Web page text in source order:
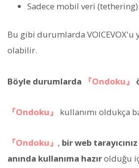
Sadece mobil veri
Bu gibi durumlarda VOICEVOX'u
olabilir.
Böyle durumlarda 『Ondoku』
『Ondoku』 kullanımı oldukça
『Ondoku』 , bir web
anında kullanıma hazırolduğu